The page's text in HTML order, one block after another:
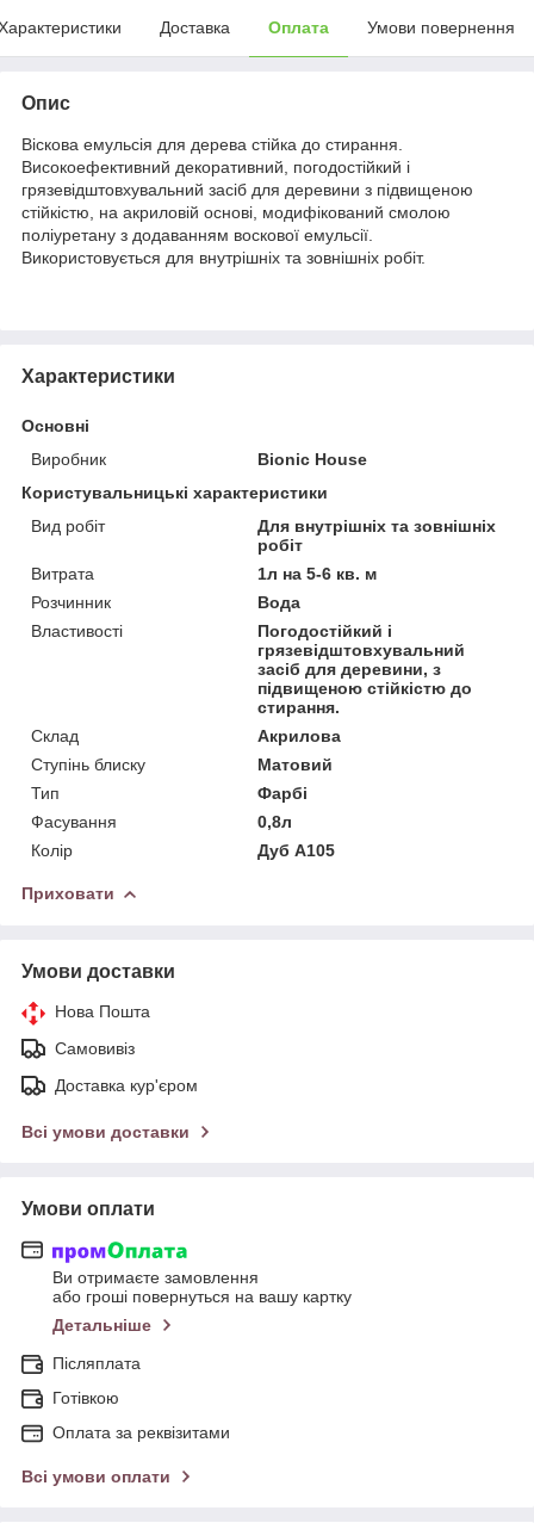
Доставка Оплата Умови повернення
Опис
Віскова емульсія для дерева стійка до стирання.
Високоефективний декоративний, погодостійкий і
грязевідштовхувальний засіб для деревини з підвищеною
стійкістю, на акриловій основі, модифікований смолою
поліуретану з додаванням воскової емульсії.
Використовується для внутрішніх та зовнішніх робіт.
Характеристики
Основні
Виробник
Bionic House
Користувальницькі характеристики
Вид робіт
Для внутрішніх та зовнішніх
робіт
Витрата
1л на 5-6 кв. м
Розчинник
Вода
Властивості
Погодостійкий і
грязевідштовхувальний
засіб для деревини, з
підвищеною стійкістю до
стирання.
Склад
Акрилова
Ступінь блиску
Матовий
Тип
Фарбі
Фасування
0,8л
Колір
Дуб А105
Приховати
Умови доставки
Нова Пошта
Самовивіз
Доставка кур'єром
Всі умови доставки
Умови оплати
Ви отримаєте замовлення
або гроші повернуться на вашу картку
Детальніше
Післяплата
Готівкою
Оплата за реквізитами
Всі умови оплати